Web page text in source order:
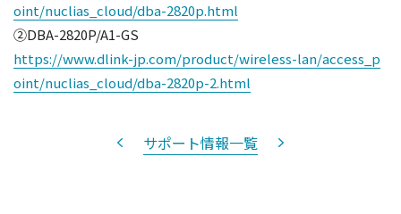
oint/nuclias_cloud/dba-2820p.html
②DBA-2820P/A1-GS
https://www.dlink-jp.com/product/wireless-lan/access_p
oint/nuclias_cloud/dba-2820p-2.html
サポート情報一覧